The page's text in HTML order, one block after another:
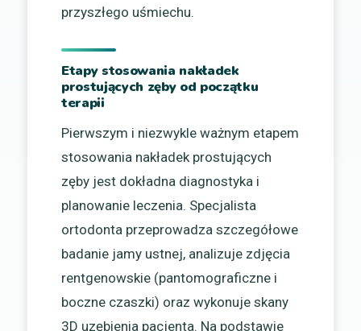
przyszłego uśmiechu.
Etapy stosowania nakładek
prostujących zęby od początku
terapii
Pierwszym i niezwykle ważnym etapem
stosowania nakładek prostujących
zęby jest dokładna diagnostyka i
planowanie leczenia. Specjalista
ortodonta przeprowadza szczegółowe
badanie jamy ustnej, analizuje zdjęcia
rentgenowskie (pantomograficzne i
boczne czaszki) oraz wykonuje skany
3D uzębienia pacjenta. Na podstawie